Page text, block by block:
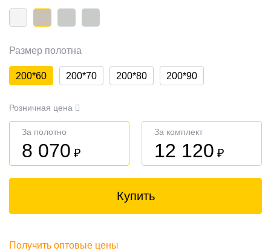
Размер полотна
200*60 200*70 200*80 200*90
Розничная цена
За полотно
8 070 ₽
За комплект
12 120 ₽
Купить
Получить оптовые цены